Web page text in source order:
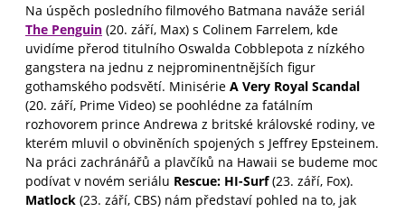
Na úspěch posledního filmového Batmana naváže seriál
The Penguin (20. září, Max) s Colinem Farrelem, kde
uvidíme přerod titulního Oswalda Cobblepota z nízkého
gangstera na jednu z nejprominentnějších figur
gothamského podsvětí. Minisérie A Very Royal Scandal
(20. září, Prime Video) se poohlédne za fatálním
rozhovorem prince Andrewa z britské královské rodiny, ve
kterém mluvil o obviněních spojených s Jeffrey Epsteinem.
Na práci zachránářů a plavčíků na Hawaii se budeme moc
podívat v novém seriálu Rescue: HI-Surf(23. září, Fox).
Matlock (23. září, CBS) nám představí pohled na to, jak